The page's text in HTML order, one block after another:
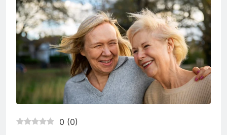
0 (0)